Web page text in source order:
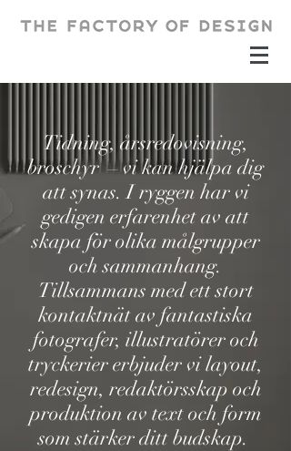
Tidning, årsredovisning,
broschyr – vi kan hjälpa dig
att synas. I ryggen har vi
gedigen erfarenhet av att
skapa för olika målgrupper
och sammanhang.
Tillsammans med ett stort
kontaktnät av fantastiska
fotografer, illustratörer och
tryckerier erbjuder vi layout,
redesign, redaktörsskap och
produktion av text och form
som stärker ditt budskap.